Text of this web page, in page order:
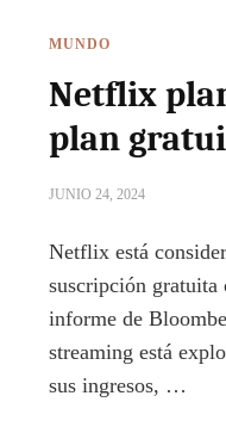
MUNDO
Netflix
plan
JUNIO 24, 2024
Netflix está
suscripción gratuita
informe de
streaming está
sus ingresos, …